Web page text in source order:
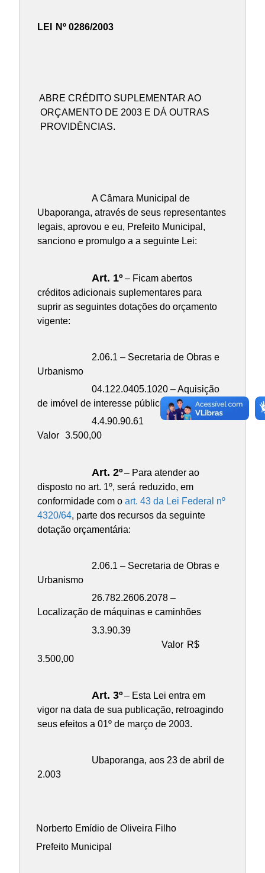
LEI Nº 0286/2003
ABRE CRÉDITO SUPLEMENTAR AO
ORÇAMENTO DE 2003 E DÁ OUTRAS
PROVIDÊNCIAS.
A Câmara Municipal de
Ubaporanga, através de seus representantes
legais, aprovou e eu, Prefeito Municipal,
sanciono e promulgo a a seguinte Lei:
Art. 1º– Ficam abertos
créditos adicionais suplementares para
suprir as seguintes dotações do orçamento
vigente:
2.06.1 – Secretaria de Obras e
Urbanismo
04.122.0405.1020 – Aquisição
de imóvel de interesse público
4.4.90.90.61
Valor 3.500,00
Art. 2º– Para atender ao
disposto no art. 1º, será reduzido, em
conformidade com o art. 43 da Lei Federal nº
4320/64, parte dos recursos da seguinte
dotação orçamentária:
2.06.1 – Secretaria de Obras e
Urbanismo
26.782.2606.2078 –
Localização de máquinas e caminhões
3.3.90.39
Valor R$
3.500,00
Art. 3º– Esta Lei entra em
vigor na data de sua publicação, retroagindo
seus efeitos a 01º de março de 2003.
Ubaporanga, aos 23 de abril de
2.003
Norberto Emídio de Oliveira Filho
Prefeito Municipal